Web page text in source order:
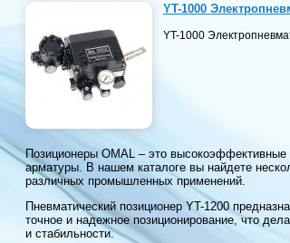
YT-1000
YT-1000
Позиционеры OMAL – это
арматуры. В нашем каталоге вы найдете
различных промышленных применений.
Пневматический позиционер YT-1200
точное и надежное позиционирование, что
и стабильности.